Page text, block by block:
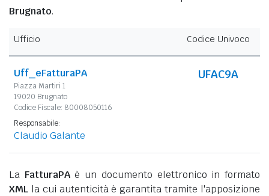
Brugnato.
Ufficio Codice Univoco
Uff_eFatturaPA
Piazza Martiri 1
19020 Brugnato
Codice Fiscale: 80008050116
UFAC9A
Responsabile:
Claudio Galante
La FatturaPAè un documento elettronico in formato
XML la cui autenticità è garantita tramite l'apposizione